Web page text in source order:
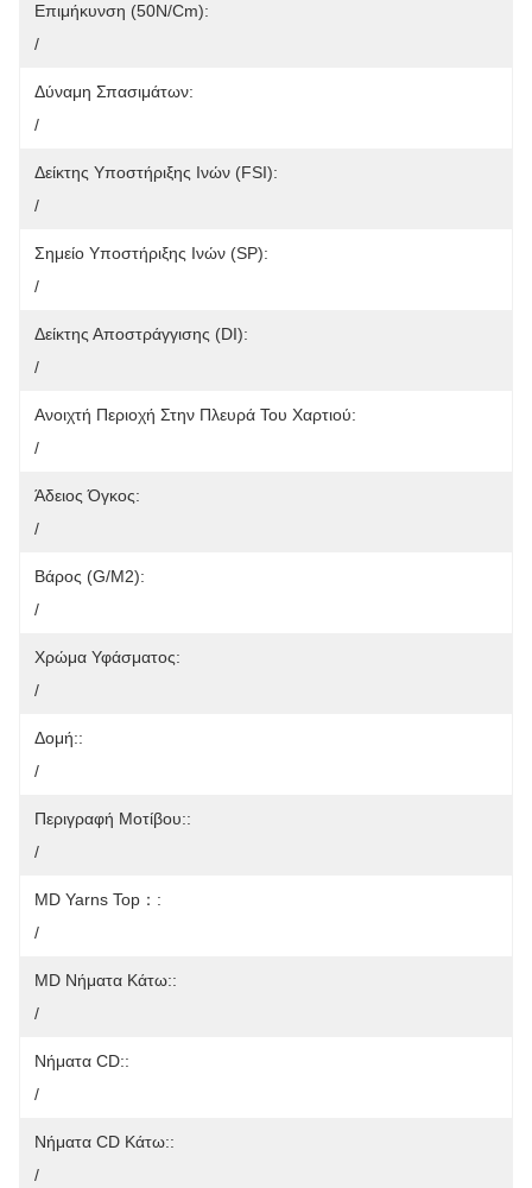
Επιμήκυνση (50N/cm):
/
Δύναμη Σπασιμάτων:
/
Δείκτης Υποστήριξης Ινών (FSI):
/
Σημείο Υποστήριξης Ινών (SP):
/
Δείκτης Αποστράγγισης (DI):
/
Ανοιχτή Περιοχή Στην Πλευρά Του Χαρτιού:
/
Άδειος Όγκος:
/
Βάρος (g/m2):
/
Χρώμα Υφάσματος:
/
Δομή::
/
Περιγραφή Μοτίβου::
/
MD Yarns Top：:
/
MD Νήματα Κάτω::
/
Νήματα CD::
/
Νήματα CD Κάτω::
/